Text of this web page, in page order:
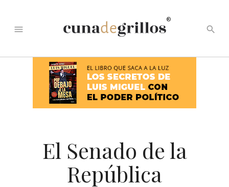
menu
®
search
El Senado de la
República